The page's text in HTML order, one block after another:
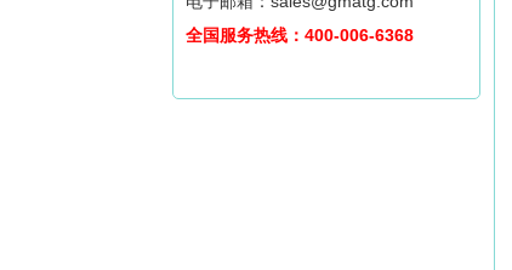
全国服务热线：400-006-6368